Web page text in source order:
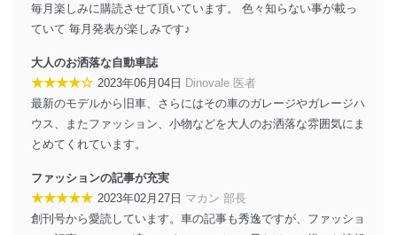
個人情報の安全管理措置
当社は、個人情報の正確性及び安全性を確保するため
に、下記セキュリティ対策をはじめとする安全対策を実
施し、個人情報の漏えい、滅失またはき損の防止及び是
正に努めます。
アクセス制御
個人データを取り扱うことのできる機器及び当該
の不要なアクセスを防止しています。
アクセス者の識別と認証
機器に標準装備されているユーザー制御機能（ユ
毎月楽しみに購読させて頂いています。 色々知らない事が載っ
ていて 毎月発表が楽しみです♪
大人のお洒落な自動車誌
★★★★☆ 2023年06月04日 Dinovale 医者
最新のモデルから旧車、さらにはその車のガレージやガレージハ
ウス、またファッション、小物などを大人のお洒落な雰囲気にま
とめてくれています。
ファッションの記事が充実
★★★★★ 2023年02月27日 マカン 部長
創刊号から愛読しています。車の記事も秀逸ですが、ファッショ